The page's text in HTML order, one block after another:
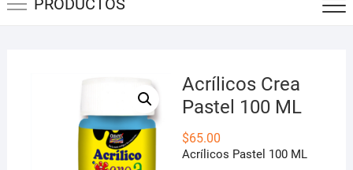
PRODUCTOS
Acrílicos Crea
Pastel 100 ML
$65.00
Acrílicos Pastel 100 ML